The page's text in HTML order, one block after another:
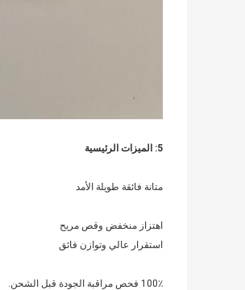
5: الميزات الرئيسية
متانة فائقة طويلة الأمد
اهتزاز منخفض وقص مريح
استقرار عالي وتوازن فائق
100٪ فحص مراقبة الجودة قبل الشحن.